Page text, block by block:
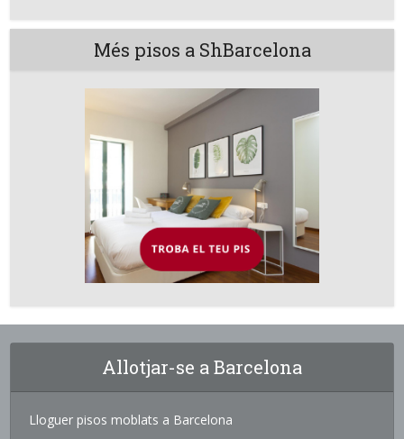
Més pisos a ShBarcelona
Allotjar-se a Barcelona
Lloguer pisos moblats a Barcelona